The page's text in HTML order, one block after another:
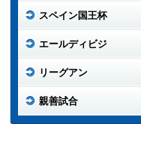
スペイン国王杯
エールディビジ
リーグアン
親善試合